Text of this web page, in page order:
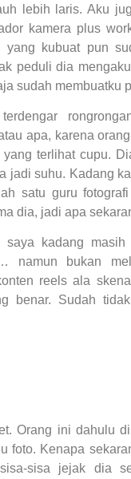
lebih laris. Aku
kamera plus
yang kubuat pun
peduli dia
sudah membuatku
apa, karena
terlihat cupu.
jadi suhu. Kadang
satu guru
dia, jadi apa
saya kadang
namun bukan
reels ala
benar. Sudah
Orang ini dahulu
foto. Kenapa
sisa jejak dia